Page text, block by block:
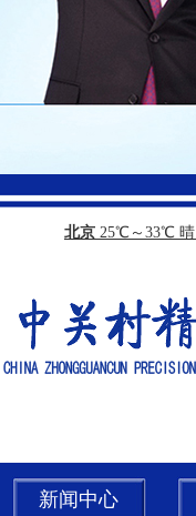
新闻中心